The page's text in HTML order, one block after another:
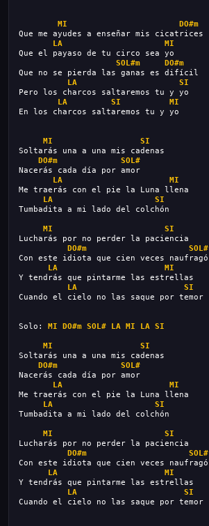
MI
DO#m
Que me ayudes a enseñar mis cicatrices
LA
MI
Que el payaso de tu circo sea yo
SOL#m
DO#m
Que no se pierda las ganas es difícil
LA
SI
Pero los charcos saltaremos tu y yo
LA
SI
MI
En los charcos saltaremos tu y yo
MI
SI
Soltarás una a una mis cadenas
DO#m
SOL#
Nacerás cada día por amor
LA
MI
Me traerás con el pie la Luna llena
LA
SI
Tumbadita a mi lado del colchón
MI
SI
Lucharás por no perder la paciencia
DO#m
SOL#
Con este idiota que cien veces naufragó
LA
MI
Y tendrás que pintarme las estrellas
LA
SI
Cuando el cielo no las saque por temor
Solo: MI DO#m SOL# LA MI LA SI
MI
SI
Soltarás una a una mis cadenas
DO#m
SOL#
Nacerás cada día por amor
LA
MI
Me traerás con el pie la Luna llena
LA
SI
Tumbadita a mi lado del colchón
MI
SI
Lucharás por no perder la paciencia
DO#m
SOL#
Con este idiota que cien veces naufragó
LA
MI
Y tendrás que pintarme las estrellas
LA
SI
Cuando el cielo no las saque por temor